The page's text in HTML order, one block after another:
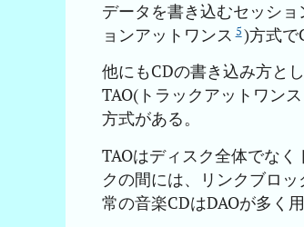
データを書き込むセッシ
ョンアットワンス 5)方式で
他にもCDの書き込み方と
TAO(トラックアットワンス
方式がある。
TAOはディスク全体でな
クの間には、リンクブロ
常の音楽CDはDAOが多く